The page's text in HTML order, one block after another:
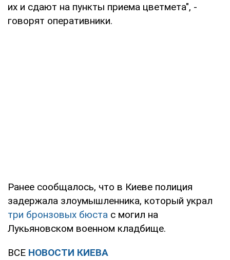
их и сдают на пункты приема цветмета", -
говорят оперативники.
Ранее сообщалось, что в Киеве полиция
задержала злоумышленника, который украл
три бронзовых бюста с могил на
Лукьяновском военном кладбище.
ВСЕ НОВОСТИ КИЕВА